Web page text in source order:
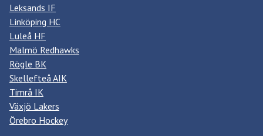
Leksands IF
Linköping HC
Luleå HF
Malmö Redhawks
Rögle BK
Skellefteå AIK
Timrå IK
Växjö Lakers
Örebro Hockey